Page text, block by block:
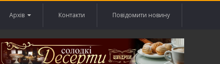
Архів Контакти Повідомити новину